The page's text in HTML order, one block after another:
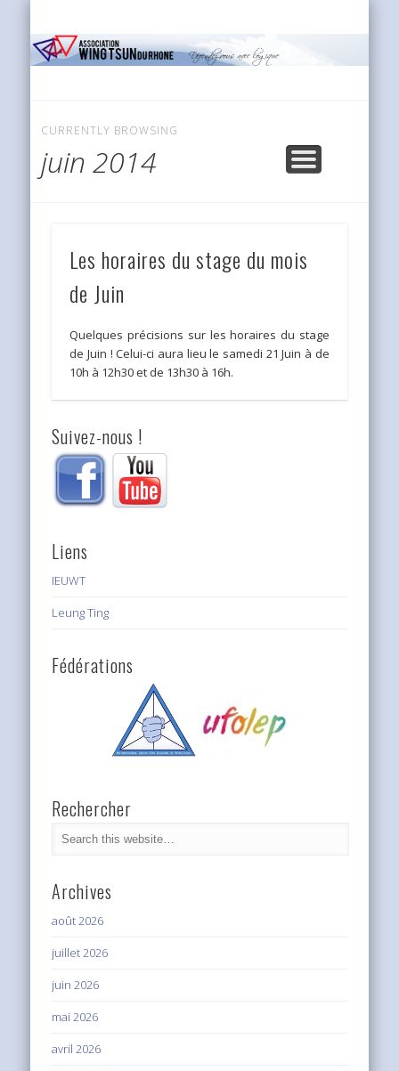
CURRENTLY BROWSING
juin 2014
Les horaires du stage du mois
de Juin
Quelques précisions sur les horaires du stage
de Juin ! Celui-ci aura lieu le samedi 21 Juin à de
10h à 12h30 et de 13h30 à 16h.
Suivez-nous !
Liens
IEUWT
Leung Ting
Fédérations
Rechercher
Archives
août 2026
juillet 2026
juin 2026
mai 2026
avril 2026